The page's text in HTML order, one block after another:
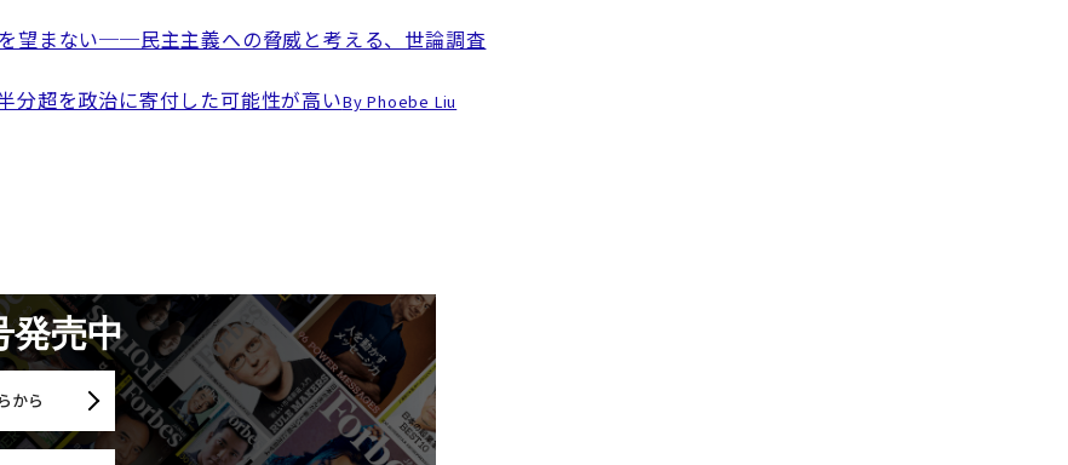
望まない──民主主義への脅威と考える、世論調査
分超を政治に寄付した可能性が高いBy Phoebe Liu
発売中
から